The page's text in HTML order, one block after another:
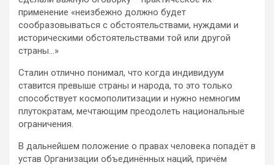
применение «неизбежно должно будет
сообразовываться с обстоятельствами, нуждами и
историческими обстоятельствами той или другой
страны…»
Сталин отлично понимал, что когда индивидуум
ставится превыше страны и народа, то это только
способствует космополитизации и нужно немногим
плутократам, мечтающим преодолеть национальные
ограничения.
В дальнейшем положение о правах человека попадёт в
устав Организации объединённых наций, причём